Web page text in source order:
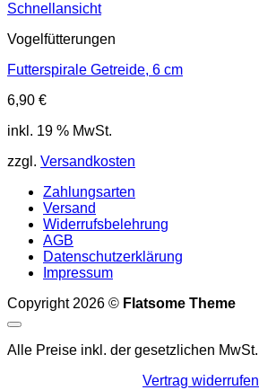
Schnellansicht
Vogelfütterungen
Futterspirale Getreide, 6 cm
6,90 €
inkl. 19 % MwSt.
zzgl. Versandkosten
Zahlungsarten
Versand
Widerrufsbelehrung
AGB
Datenschutzerklärung
Impressum
Copyright 2026 © Flatsome Theme
Alle Preise inkl. der gesetzlichen MwSt.
Vertrag widerrufen